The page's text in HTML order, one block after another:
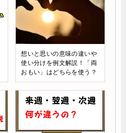
想いと思いの意味の違いや
使い分けを例文解説！「両
おもい」はどちらを使う？